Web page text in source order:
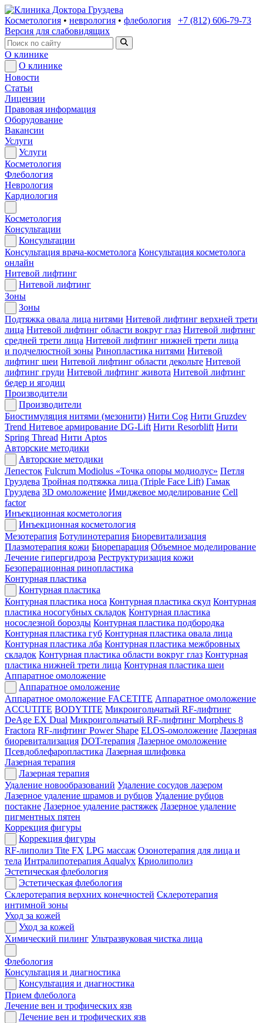
Косметология • неврология • флебология
+7 (812) 606-79-73
Версия для слабовидящих
О клинике
О клинике
Новости
Статьи
Лицензии
Правовая информация
Оборудование
Вакансии
Услуги
Услуги
Косметология
Флебология
Неврология
Кардиология
Косметология
Консультации
Консультации
Консультация врача-косметолога Консультация косметолога
онлайн
Нитевой лифтинг
Нитевой лифтинг
Зоны
Зоны
Подтяжка овала лица нитями Нитевой лифтинг верхней трети
лица Нитевой лифтинг области вокруг глаз Нитевой лифтинг
средней трети лица Нитевой лифтинг нижней трети лица
и подчелюстной зоны Ринопластика нитями Нитевой
лифтинг шеи Нитевой лифтинг области декольте Нитевой
лифтинг груди Нитевой лифтинг живота Нитевой лифтинг
бедер и ягодиц
Производители
Производители
Биостимуляция нитями (мезонити) Нити Cog Нити Gruzdev
Trend Нитевое армирование DG-Lift Нити Resorblift Нити
Spring Thread Нити Aptos
Авторские методики
Авторские методики
Лепесток Fulcrum Modiolus «Точка опоры модиолус» Петля
Груздева Тройная подтяжка лица (Triple Face Lift) Гамак
Груздева 3D омоложение Имиджевое моделирование Cell
factor
Инъекционная косметология
Инъекционная косметология
Мезотерапия Ботулинотерапия Биоревитализация
Плазмотерапия кожи Биорепарация Объемное моделирование
Лечение гипергидроза Реструктуризация кожи
Безоперационная ринопластика
Контурная пластика
Контурная пластика
Контурная пластика носа Контурная пластика скул Контурная
пластика носогубных складок Контурная пластика
носослезной борозды Контурная пластика подбородка
Контурная пластика губ Контурная пластика овала лица
Контурная пластика лба Контурная пластика межбровных
складок Контурная пластика области вокруг глаз Контурная
пластика нижней трети лица Контурная пластика шеи
Аппаратное омоложение
Аппаратное омоложение
Аппаратное омоложение FACETITE Аппаратное омоложение
ACCUTITE BODYTITE Микроигольчатый RF-лифтинг
DeAge EX Dual Микроигольчатый RF-лифтинг Morpheus 8
Fractora RF-лифтинг Power Shape ELOS-омоложение Лазерная
биоревитализация DOT-терапия Лазерное омоложение
Псевдоблефаропластика Лазерная шлифовка
Лазерная терапия
Лазерная терапия
Удаление новообразований Удаление сосудов лазером
Лазерное удаление шрамов и рубцов Удаление рубцов
постакне Лазерное удаление растяжек Лазерное удаление
пигментных пятен
Коррекция фигуры
Коррекция фигуры
RF-липолиз Tite FX LPG массаж Озонотерапия для лица и
тела Интралипотерапия Aqualyx Криолиполиз
Эстетическая флебология
Эстетическая флебология
Склеротерапия верхних конечностей Склеротерапия
интимной зоны
Уход за кожей
Уход за кожей
Химический пилинг Ультразвуковая чистка лица
Флебология
Консультация и диагностика
Консультация и диагностика
Прием флеболога
Лечение вен и трофических язв
Лечение вен и трофических язв